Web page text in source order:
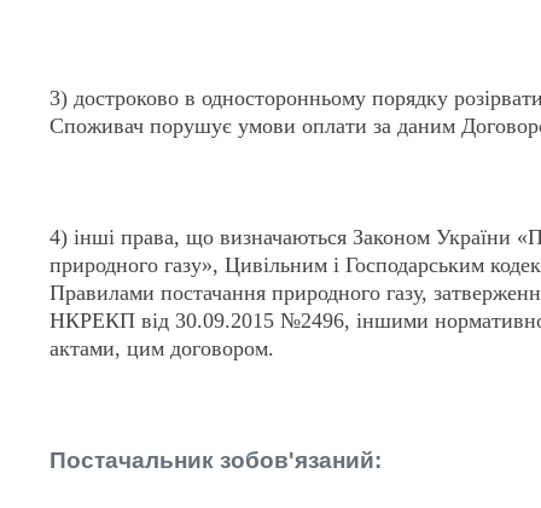
3) достроково в односторонньому порядку
Споживач порушує умови оплати за даним
4) інші права, що визначаються Законом України
природного газу», Цивільним і Господарським
Правилами постачання природного газу,
НКРЕКП від 30.09.2015 №2496, іншими
актами, цим договором.
Постачальник зобов'язаний: